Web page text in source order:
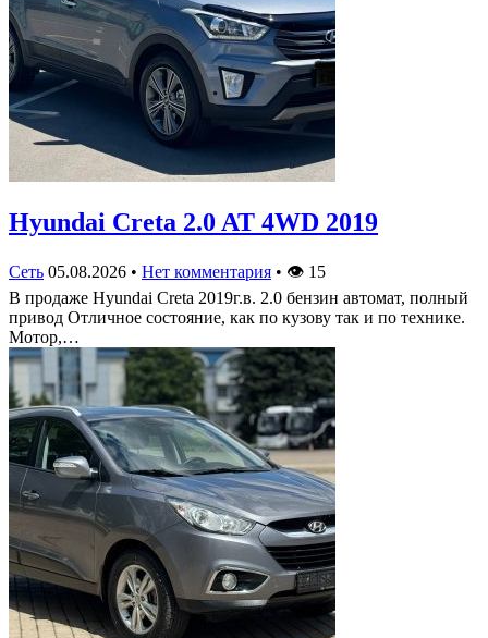
Hyundai Creta 2.0 AT 4WD 2019
Сеть 05.08.2026 • Нет комментария • 👁 15
В продаже Hyundai Creta 2019г.в. 2.0 бензин автомат, полный
привод Отличное состояние, как по кузову так и по технике.
Мотор,…